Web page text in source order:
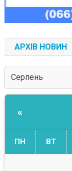
АРХІВ НОВИН
«
ПН ВТ